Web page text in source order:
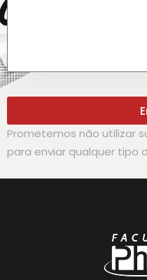
Prometemos não utilizar
para enviar qualquer tipo